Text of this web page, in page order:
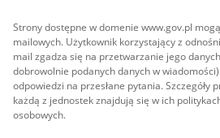
Strony dostępne w domenie www.gov.pl
mailowych. Użytkownik korzystający z
mail zgadza się na przetwarzanie jego
dobrowolnie podanych danych w
odpowiedzi na przesłane pytania. Szczegóły
każdą z jednostek znajdują się w ich
osobowych.